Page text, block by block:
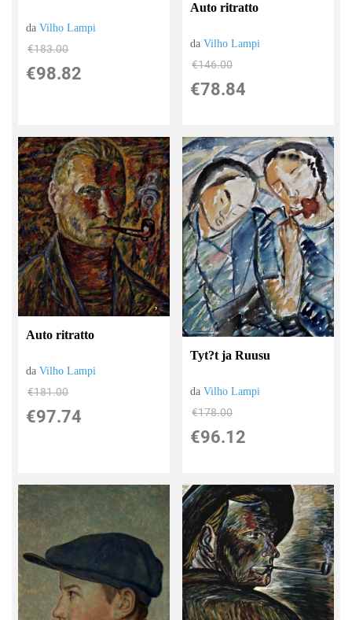
daVilho Lampi
€183.00
€98.82
Auto ritratto
daVilho Lampi
€146.00
€78.84
Auto ritratto
daVilho Lampi
€181.00
€97.74
Tyt?t ja Ruusu
daVilho Lampi
€178.00
€96.12